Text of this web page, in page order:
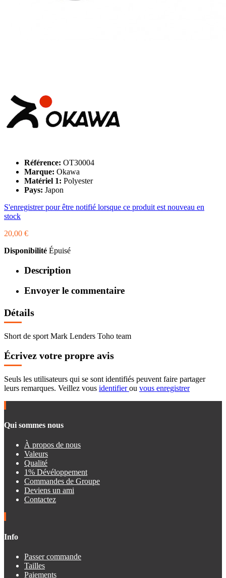
Référence: OT30004
Marque: Okawa
Matériel 1: Polyester
Pays: Japon
S'enregistrer pour être notifié lorsque ce produit est nouveau en
stock
20,00 €
Disponibilité Épuisé
Description
Envoyer le commentaire
Détails
Short de sport Mark Lenders Toho team
Écrivez votre propre avis
Seuls les utilisateurs qui se sont identifiés peuvent faire partager
leurs remarques. Veillez vous identifierou vous enregistrer
Qui sommes nous
À propos de nous
Valeurs
Qualité
1% Dévéloppement
Commandes de Groupe
Deviens un ami
Contactez
Info
Passer commande
Tailles
Paiements